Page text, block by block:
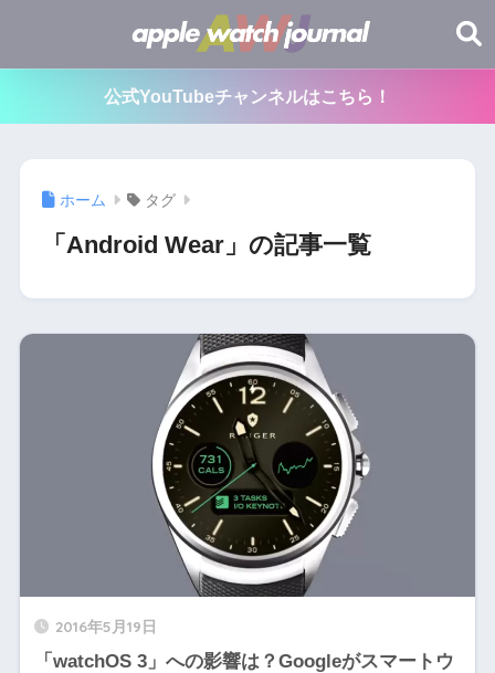
公式YouTubeチャンネルはこちら！
ホーム タグ
「Android Wear」の記事一覧
2016年5月19日
「watchOS 3」への影響は？Googleがスマートウ